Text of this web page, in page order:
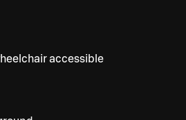
accessible